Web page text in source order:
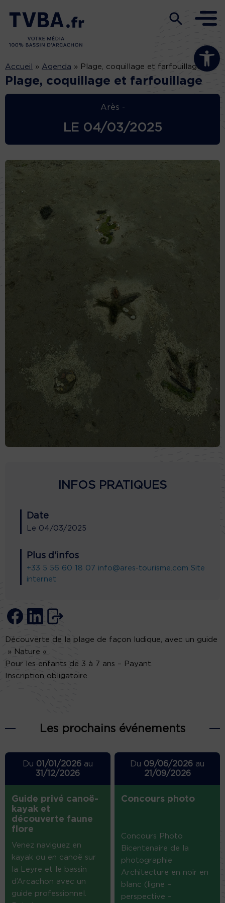
Ouvrir la
Accueil » Agenda » Plage, coquillage et farfouillage
Plage, coquillage et farfouillage
Arès -
LE 04/03/2025
INFOS PRATIQUES
Date
Le 04/03/2025
Plus d'infos
+33 5 56 60 18 07 info@ares-tourisme.com Site
internet
Découverte de la plage de façon ludique, avec un guide
» Nature « .
Pour les enfants de 3 à 7 ans – Payant.
Inscription obligatoire.
Les prochains événements
Du 01/01/2026au
31/12/2026
Guide privé canoë-
kayak et
découverte faune
flore
Venez naviguez en
kayak ou en canoë sur
la Leyre et le bassin
d’Arcachon avec un
guide professionnel.
Du 09/06/2026 au
21/09/2026
Concours photo
Concours Photo
Bicentenaire de la
photographie
Architecture en noir en
blanc (ligne –
perspective –